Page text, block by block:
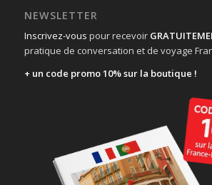
NEWSLETTER
Inscrivez-vous pour recevoir
pratique de conversation et de voyage
+ un code promo 10% sur la boutique !